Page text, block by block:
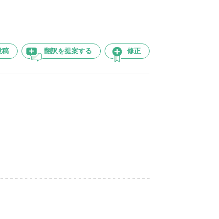
稿 翻訳を提案する 修正